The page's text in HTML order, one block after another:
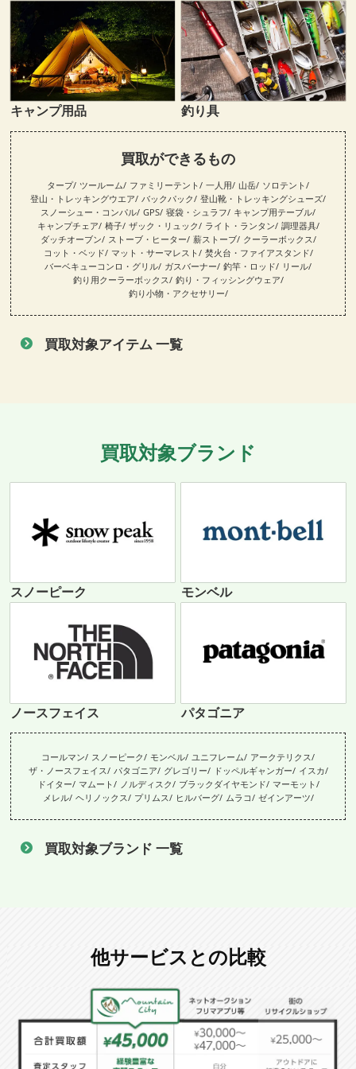
キャンプ用品 釣り具
買取ができるもの
タープ ツールーム ファミリーテント 一人用 山岳 ソロテント
登山・トレッキングウエア
バックパック
登山靴・トレッキングシューズ
スノーシュー・コンパル GPS 寝袋・シュラフ
キャンプ用テーブル
キャンプチェア 椅子 ザック・リュック ライト・ランタン 調理器具
ダッチオーブン
ストーブ・ヒーター 薪ストーブ
クーラーボックス
コット・ベッド
マット・サーマレスト
焚火台・ファイアスタンド
バーベキューコンロ・グリル ガスバーナー 釣竿・ロッド
リール
釣り用クーラーボックス
釣り・フィッシングウェア
釣り小物・アクセサリー
買取対象アイテム 一覧
買取対象ブランド
スノーピーク モンベル
ノースフェイス パタゴニア
コールマン スノーピーク モンベル ユニフレーム
アークテリクス
ザ・ノースフェイス パタゴニア グレゴリー ドッペルギャンガー
イスカ
ドイター
マムート ノルディスク ブラックダイヤモンド
マーモット
メレル ヘリノックス プリムス ヒルバーグ ムラコ ゼインアーツ
買取対象ブランド 一覧
他サービスとの比較